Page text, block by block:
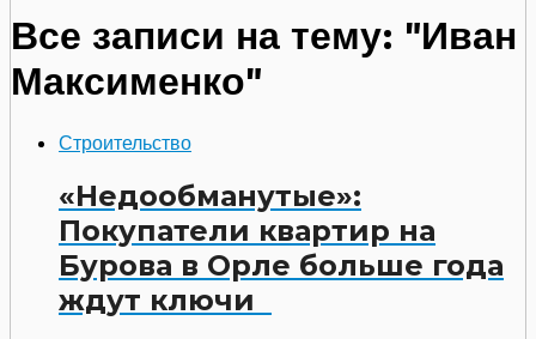
Все записи на тему: "Иван
Максименко"
Строительство
«Недообманутые»:
Покупатели квартир на
Бурова в Орле больше года
ждут ключи